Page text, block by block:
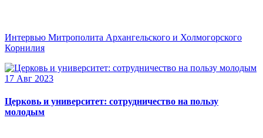
Интервью Митрополита Архангельского и Холмогорского
Корнилия
17 Авг 2023
Церковь и университет: сотрудничество на пользу
молодым